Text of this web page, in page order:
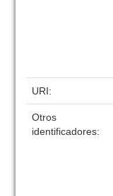
URI:
Otros
identificadores: